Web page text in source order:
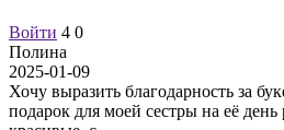
Войти 4 0
Полина
2025-01-09
Хочу выразить благодарность за
подарок для моей сестры на её